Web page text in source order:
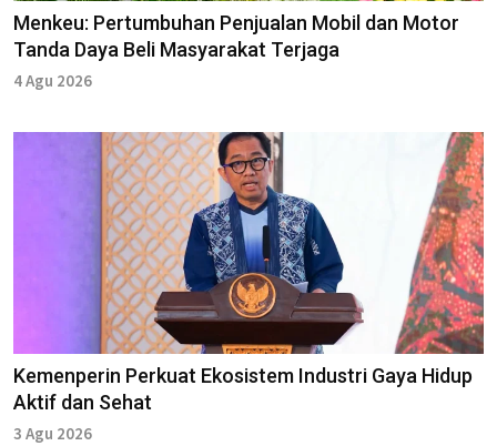
Menkeu: Pertumbuhan Penjualan Mobil dan Motor
Tanda Daya Beli Masyarakat Terjaga
4 Agu 2026
Kemenperin Perkuat Ekosistem Industri Gaya Hidup
Aktif dan Sehat
3 Agu 2026